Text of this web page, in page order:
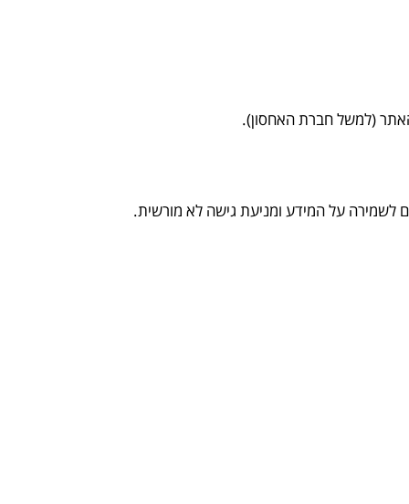
(למשל חברת האחסון).
לשמירה על המידע ומניעת גישה לא מורשית.